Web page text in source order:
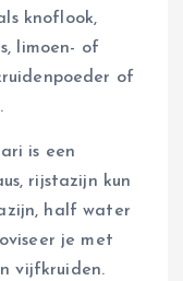
knoflook,
limoen- of
of
is een
rijstazijn kun
half water
je met
vijfkruiden.